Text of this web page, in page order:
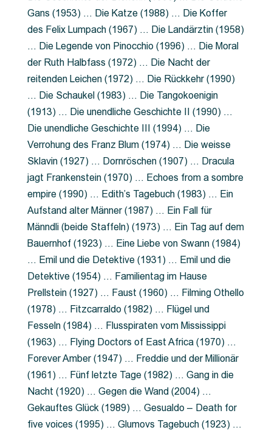
Gans (1953) … Die Katze (1988) … Die Koffer
des Felix Lumpach (1967) … Die Landärztin (1958)
… Die Legende von Pinocchio (1996) … Die Moral
der Ruth Halbfass (1972) … Die Nacht der
reitenden Leichen (1972) … Die Rückkehr (1990)
… Die Schaukel (1983) … Die Tangokoenigin
(1913) … Die unendliche Geschichte II (1990) …
Die unendliche Geschichte III (1994) … Die
Verrohung des Franz Blum (1974) … Die weisse
Sklavin (1927) … Dornröschen (1907) … Dracula
jagt Frankenstein (1970) … Echoes from a sombre
empire (1990) … Edith’s Tagebuch (1983) … Ein
Aufstand alter Männer (1987) … Ein Fall für
Männdli (beide Staffeln) (1973) … Ein Tag auf dem
Bauernhof (1923) … Eine Liebe von Swann (1984)
… Emil und die Detektive (1931) … Emil und die
Detektive (1954) … Familientag im Hause
Prellstein (1927) … Faust (1960) … Filming Othello
(1978) … Fitzcarraldo (1982) … Flügel und
Fesseln (1984) … Flusspiraten vom Mississippi
(1963) … Flying Doctors of East Africa (1970) …
Forever Amber (1947) … Freddie und der Millionär
(1961) … Fünf letzte Tage (1982) … Gang in die
Nacht (1920) … Gegen die Wand (2004) …
Gekauftes Glück (1989) … Gesualdo – Death for
five voices (1995) … Glumovs Tagebuch (1923) …